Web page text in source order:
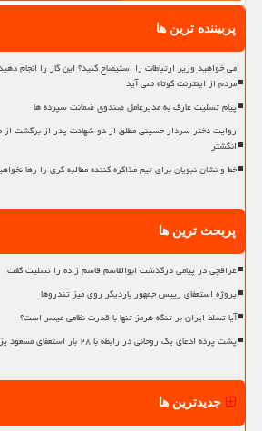
پربیننده ترین ها
می خواهید وزیر ارتباطات را استیضاح کنید؟ این کار را انجام
مردم از اینترنت کوتاه نمی آید
پیام تسلیت عارف به مدیرعامل صندوق ضمانت سپرده ها
روایت دختر سردار حسینی مطلق از دو شهادت پدر از برگشت از
انگشتر
خط و نشان نبویان برای تیم مذاکره کننده مطالبه گری را رها
پربحث ترین ها
عراقچی در پیامی درگذشت ابوالقاسم قاسم زاده را تسلیت گفت
پروژه استعفای رییس جمهور باردیگر روی میز تندروها
آیا تسلط ایران بر تنگه هرمز تنها با قدرت نظامی میسر است؟
پشت پرده ادعای یک روحانی در رابطه با ۲۸ بار استعفای مسعود پزشکیان
جدیدترین ها